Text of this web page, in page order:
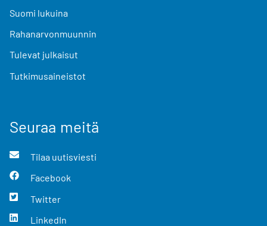
Suomi lukuina
Rahanarvonmuunnin
Tulevat julkaisut
Tutkimusaineistot
Seuraa meitä
Tilaa uutisviesti
Facebook
Twitter
LinkedIn